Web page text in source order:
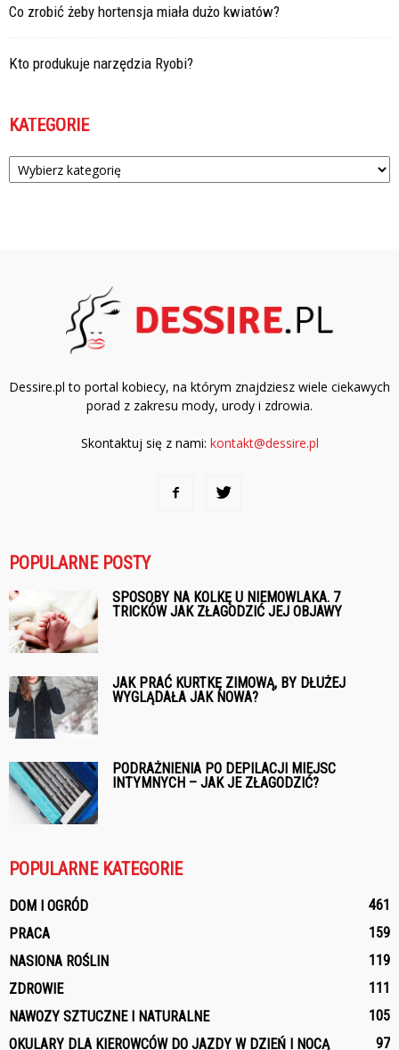
Co zrobić żeby hortensja miała dużo kwiatów?
Kto produkuje narzędzia Ryobi?
KATEGORIE
Kategorie
Dessire.pl to portal kobiecy, na którym znajdziesz wiele ciekawych
porad z zakresu mody, urody i zdrowia.
Skontaktuj się z nami: kontakt@dessire.pl
POPULARNE POSTY
SPOSOBY NA KOLKĘ U NIEMOWLAKA. 7
TRICKÓW JAK ZŁAGODZIĆ JEJ OBJAWY
JAK PRAĆ KURTKĘ ZIMOWĄ, BY DŁUŻEJ
WYGLĄDAŁA JAK NOWA?
PODRAŻNIENIA PO DEPILACJI MIEJSC
INTYMNYCH – JAK JE ZŁAGODZIĆ?
POPULARNE KATEGORIE
DOM I OGRÓD
461
PRACA
159
NASIONA ROŚLIN
119
ZDROWIE
111
NAWOZY SZTUCZNE I NATURALNE
105
OKULARY DLA KIEROWCÓW DO JAZDY W DZIEŃ I NOCĄ
97